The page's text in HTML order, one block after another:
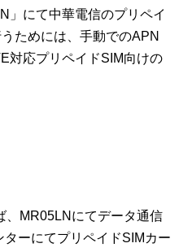
」にて中華電信のプリペイ
ためには、手動でのAPN
対応プリペイドSIM向けの
、MR05LNにてデータ通信
ーにてプリペイドSIMカー